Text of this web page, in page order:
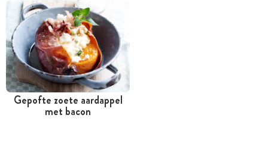
Meer dan 1 uur
Gepofte zoete aardappel
met bacon